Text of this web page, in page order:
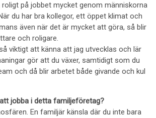
på jobbet mycket genom människorna
du har bra kollegor, ett öppet klimat och
även när det är mycket att göra, så blir
och roligare.
viktigt att känna att jag utvecklas och lär
gör att du växer, samtidigt som du
och då blir arbetet både givande och kul
jobba i detta familjeföretag?
En familjär känsla där du inte bara